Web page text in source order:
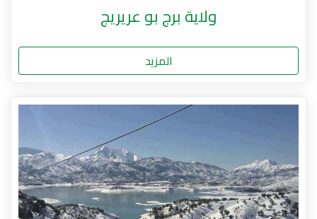
ولاية برج بو عريريج
المزيد